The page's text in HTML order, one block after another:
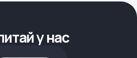
у нас